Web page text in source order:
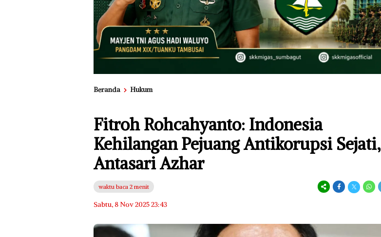
Beranda Hukum
Fitroh Rohcahyanto: Indonesia
Kehilangan Pejuang Antikorupsi Sejati,
Antasari Azhar
waktu baca 2 menit
Sabtu, 8 Nov 2025 23:43